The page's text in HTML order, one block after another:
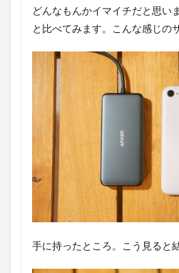
どんなもんかイマイチだと思い
と比べてみます。こんな感じの
手に持ったところ。こう見ると